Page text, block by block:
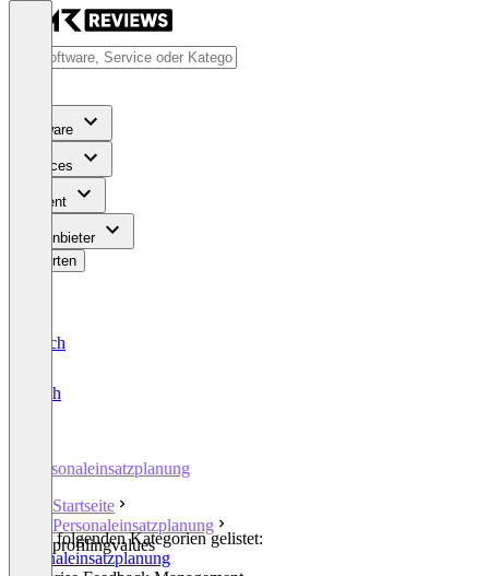
Software
Services
Content
Für Anbieter
Bewerten
Deutsch
English
Personaleinsatzplanung
Startseite
Personaleinsatzplanung
profilingvalues
In den folgenden Kategorien gelistet:
Personaleinsatzplanung